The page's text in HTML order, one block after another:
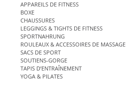
APPAREILS DE FITNESS
BOXE
CHAUSSURES
LEGGINGS & TIGHTS DE FITNESS
SPORTNAHRUNG
ROULEAUX & ACCESSOIRES DE MASSAGE
SACS DE SPORT
SOUTIENS-GORGE
TAPIS D’ENTRAÎNEMENT
YOGA & PILATES